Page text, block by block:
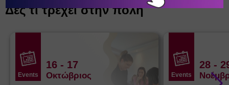
Δες τι τρέχει στην πόλη
Events
16 - 17
Οκτώβριος Events
28 -